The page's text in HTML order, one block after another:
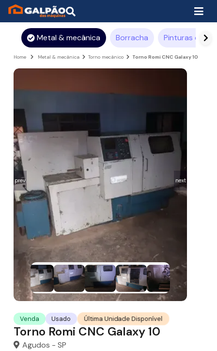
Metal & mecânica Borracha Pinturas e
Home Metal & mecânica Torno mecânico Torno Romi CNC Galaxy 10
prev next
Venda Usado Última Unidade Disponível
Torno Romi CNC Galaxy 10
Agudos - SP